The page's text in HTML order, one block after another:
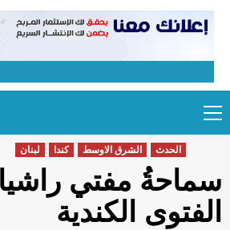
to
content
Menu
الحدث الشرق الاوسط كندا لبنان
سماحةُ مفتي
الفتوى الكندية